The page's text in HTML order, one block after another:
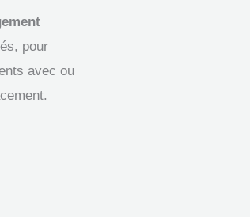
pour
avec ou